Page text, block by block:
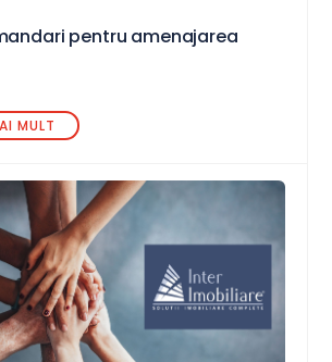
pentru amenajarea
MULT